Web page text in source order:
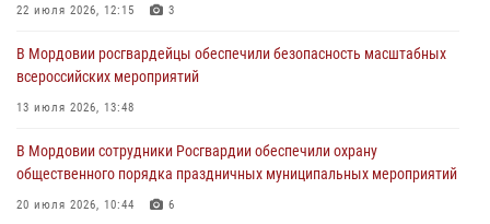
повредившего имущество в кафе
06 августа 2026, 07:03
незамедлительно
05 августа 2026, 15:04
22 июля 2026, 12:15 3
В Мордовии росгвардейцы обеспечили безопасность масштабных
всероссийских мероприятий
13 июля 2026, 13:48
В Мордовии сотрудники Росгвардии обеспечили охрану
общественного порядка праздничных муниципальных мероприятий
20 июля 2026, 10:44 6